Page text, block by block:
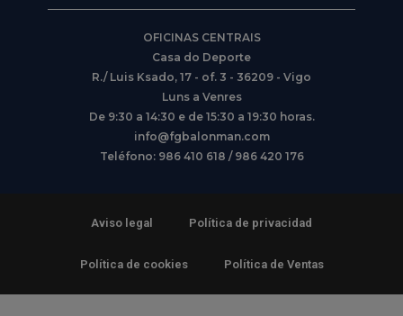
OFICINAS CENTRAIS
Casa do Deporte
R./ Luis Ksado, 17 - of. 3 - 36209 - Vigo
Luns a Venres
De 9:30 a 14:30 e de 15:30 a 19:30 horas.
info@fgbalonman.com
Teléfono: 986 410 618 / 986 420 176
Aviso legal Política de privacidad
Política de cookies Política de Ventas